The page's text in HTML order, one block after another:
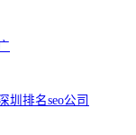
圳排名seo公司